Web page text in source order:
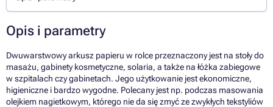
Opis i parametry
Dwuwarstwowy arkusz papieru w rolce przeznaczony jest na stoły do
masażu, gabinety kosmetyczne, solaria, a także na łóżka zabiegowe
w szpitalach czy gabinetach. Jego użytkowanie jest ekonomiczne,
higieniczne i bardzo wygodne. Polecany jest np. podczas masowania
olejkiem nagietkowym, którego nie da się zmyć ze zwykłych tekstyliów